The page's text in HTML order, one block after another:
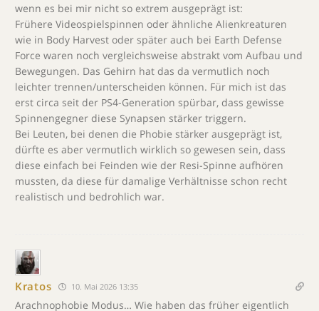
wenn es bei mir nicht so extrem ausgeprägt ist:
Frühere Videospielspinnen oder ähnliche Alienkreaturen
wie in Body Harvest oder später auch bei Earth Defense
Force waren noch vergleichsweise abstrakt vom Aufbau und
Bewegungen. Das Gehirn hat das da vermutlich noch
leichter trennen/unterscheiden können. Für mich ist das
erst circa seit der PS4-Generation spürbar, dass gewisse
Spinnengegner diese Synapsen stärker triggern.
Bei Leuten, bei denen die Phobie stärker ausgeprägt ist,
dürfte es aber vermutlich wirklich so gewesen sein, dass
diese einfach bei Feinden wie der Resi-Spinne aufhören
mussten, da diese für damalige Verhältnisse schon recht
realistisch und bedrohlich war.
Kratos 10. Mai 2026 13:35
Arachnophobie Modus… Wie haben das früher eigentlich